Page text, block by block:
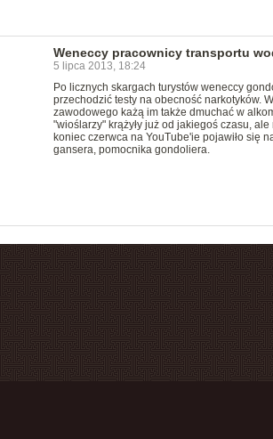
Weneccy pracownicy transportu
5 lipca 2013, 18:24
Po licznych skargach turystów weneccy
przechodzić testy na obecność narkotyków.
zawodowego każą im także dmuchać w
"wioślarzy" krążyły już od jakiegoś czasu,
koniec czerwca na YouTube'ie pojawiło się
gansera, pomocnika gondoliera.